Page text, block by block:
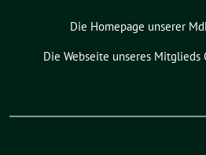
Die Homepage unserer
Die Webseite unseres